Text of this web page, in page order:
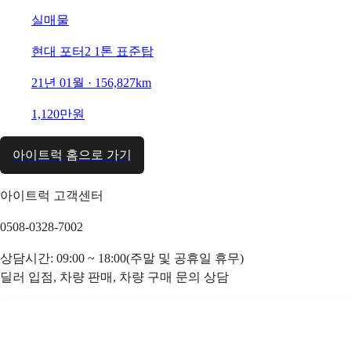
실매물
현대 포터2 1톤 표준탑
21년 01월 · 156,827km
1,120만원
아이트럭 홈으로 가기
아이트럭 고객센터
0508-0328-7002
상담시간: 09:00 ~ 18:00(주말 및 공휴일 휴무)
딜러 입점, 차량 판매, 차량 구매 문의 상담